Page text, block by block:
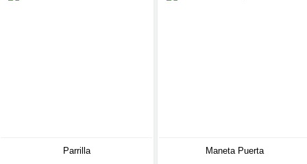
Parrilla Maneta Puerta